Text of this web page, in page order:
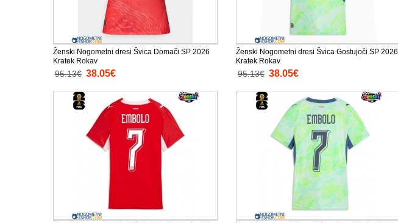
Ženski Nogometni dresi Švica Domači SP 2026
Kratek Rokav
95.13€ 38.05€
Ženski Nogometni dresi Švica Gostujoči SP 2026
Kratek Rokav
95.13€ 38.05€